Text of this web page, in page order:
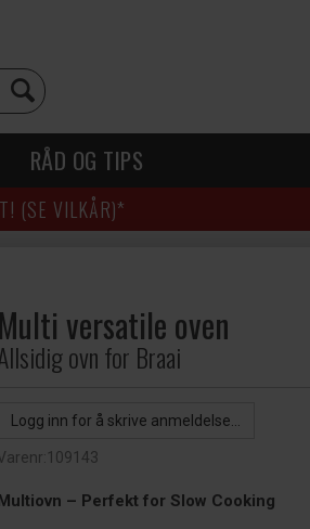
RÅD OG TIPS
(SE VILKÅR)*
Multi versatile oven
ovn for Braai
Logg inn for å skrive anmeldelse...
109143
– Perfekt for Slow Cooking